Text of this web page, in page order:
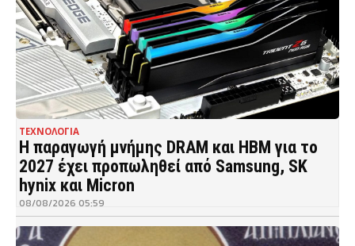
ΤΕΧΝΟΛΟΓΙΑ
Η παραγωγή μνήμης DRAM και HBM για το
2027 έχει προπωληθεί από Samsung, SK
hynix και Micron
08/08/2026 05:59